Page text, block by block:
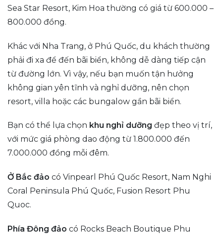
Sea Star Resort, Kim Hoa thường có giá từ 600.000 –
800.000 đồng.
Khác với Nha Trang, ở Phú Quốc, du khách thường
phải đi xa để đến bãi biển, không dễ dàng tiếp cận
từ đường lớn. Vì vậy, nếu bạn muốn tận hưởng
không gian yên tĩnh và nghỉ dưỡng, nên chọn
resort, villa hoặc các bungalow gần bãi biển.
Bạn có thể lựa chọn khu nghỉ dưỡng đẹp theo vị trí,
với mức giá phòng dao động từ 1.800.000 đến
7.000.000 đồng mỗi đêm.
Ở Bắc đảo có Vinpearl Phú Quốc Resort, Nam Nghi
Coral Peninsula Phú Quốc, Fusion Resort Phu
Quoc.
Phía Đông đảo có Rocks Beach Boutique Phu